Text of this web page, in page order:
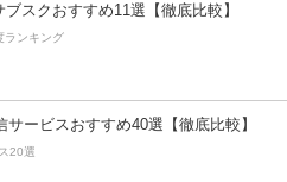
スクおすすめ11選【徹底比較】
ランキング
サービスおすすめ40選【徹底比較】
20選